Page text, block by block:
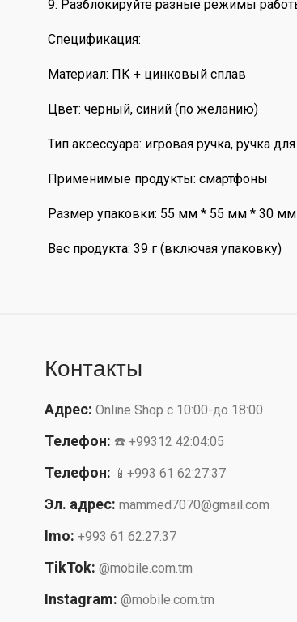
9. Разблокируйте разные режимы
Спецификация:
Материал: ПК + цинковый сплав
Цвет: черный, синий (по желанию)
Тип аксессуара: игровая ручка, ручка
Применимые продукты: смартфоны
Размер упаковки: 55 мм * 55 мм * 30 мм
Вес продукта: 39 г (включая упаковку)
Контакты
Адрес: Online Shop с 10:00-до 18:00
Телефон: ☎️ +99312 42:04:05
Телефон: 📱+993 61 62:27:37
Эл. адрес: mammed7070@gmail.com
Imo: +993 61 62:27:37
TikTok: @mobile.com.tm
Instagram: @mobile.com.tm